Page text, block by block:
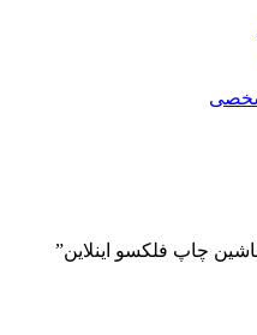
شخصی
چاپ فلکسو اینلاین”